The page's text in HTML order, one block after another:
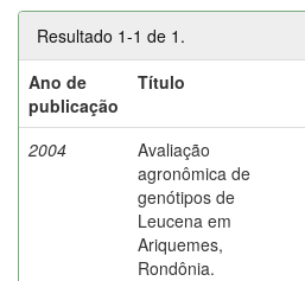
Resultado 1-1 de 1.
Ano de
publicação
Título
2004
Avaliação
agronômica de
genótipos de
Leucena em
Ariquemes,
Rondônia.